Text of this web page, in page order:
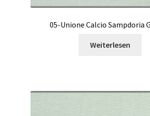
05-Unione Calcio Sampdoria
Weiterlesen